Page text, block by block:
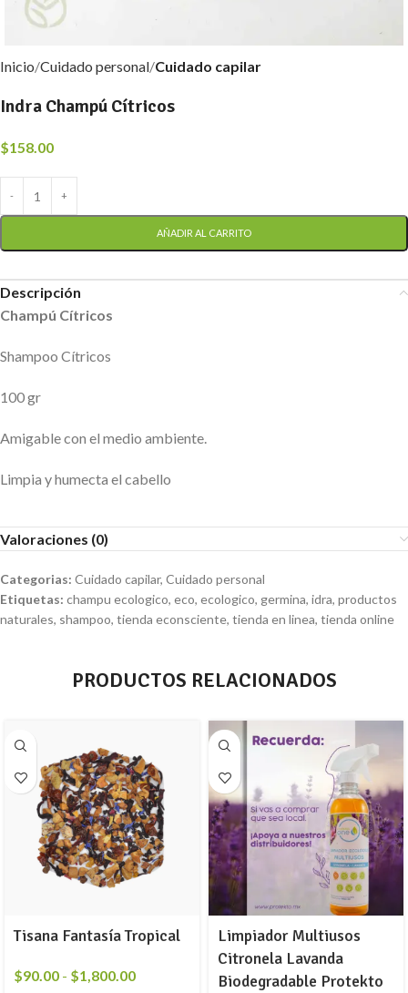
Inicio Cuidado personal Cuidado capilar
Indra Champú Cítricos
$158.00
AÑADIR AL CARRITO
Descripción
Champú Cítricos
Shampoo Cítricos
100 gr
Amigable con el medio ambiente.
Limpia y humecta el cabello
Valoraciones (0)
Categorias: Cuidado capilar, Cuidado personal
Etiquetas: champu ecologico, eco, ecologico, germina, idra, productos
naturales, shampoo, tienda econsciente, tienda en linea, tienda online
PRODUCTOS RELACIONADOS
Tisana Fantasía Tropical
$90.00 - $1,800.00
Limpiador Multiusos
Citronela Lavanda
Biodegradable Protekto